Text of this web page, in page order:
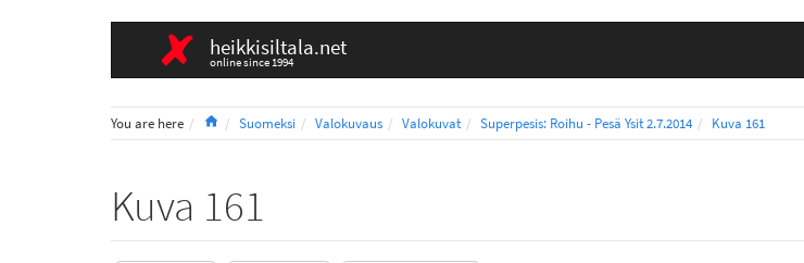
heikkisiltala.net
online since 1994
You are here HomeSuomeksi Valokuvaus Valokuvat Superpesis: Roihu - Pesä Ysit 2.7.2014 Kuva 161
Kuva 161